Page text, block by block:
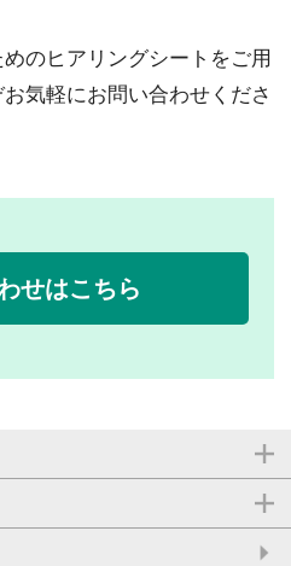
のヒアリングシートをご用
気軽にお問い合わせくださ
せはこちら